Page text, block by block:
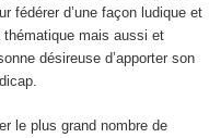
fédérer d’une façon ludique et
thématique mais aussi et
désireuse d’apporter son
le plus grand nombre de